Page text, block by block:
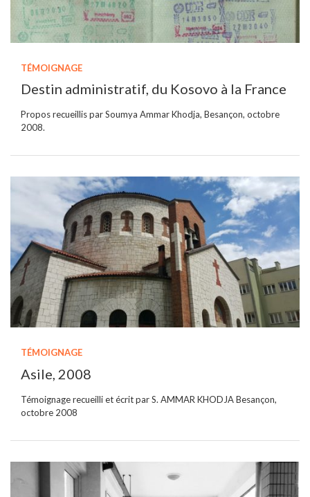
TÉMOIGNAGE
Destin administratif, du Kosovo à la France
Propos recueillis par Soumya Ammar Khodja, Besançon, octobre
2008.
TÉMOIGNAGE
Asile, 2008
Témoignage recueilli et écrit par S. AMMAR KHODJA Besançon,
octobre 2008